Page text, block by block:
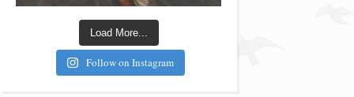
Load More...
Follow on Instagram